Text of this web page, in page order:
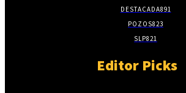
DESTACADA891
POZOS823
SLP821
Editor Picks